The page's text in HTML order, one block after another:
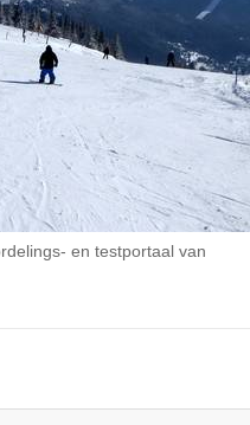
en testportaal van